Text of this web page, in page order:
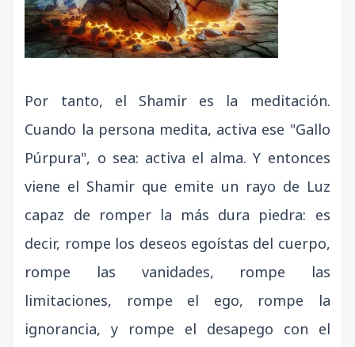
Por tanto, el Shamir es la meditación.
Cuando la persona medita, activa ese "Gallo
Púrpura", o sea: activa el alma. Y entonces
viene el Shamir que emite un rayo de Luz
capaz de romper la más dura piedra: es
decir, rompe los deseos egoístas del cuerpo,
rompe las vanidades, rompe las
limitaciones, rompe el ego, rompe la
ignorancia, y rompe el desapego con el